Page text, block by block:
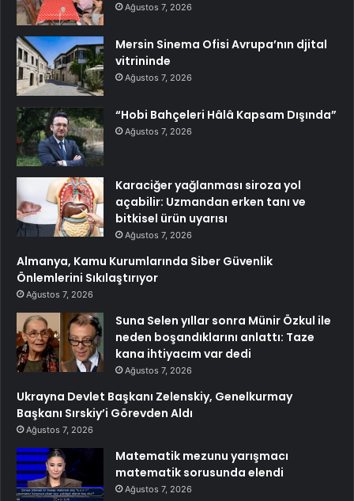
Ağustos 7, 2026
Mersin Sinema Ofisi Avrupa’nın djital
vitrininde
Ağustos 7, 2026
“Hobi Bahçeleri Hâlâ Kapsam Dışında”
Ağustos 7, 2026
Karaciğer yağlanması siroza yol
açabilir: Uzmandan erken tanı ve
bitkisel ürün uyarısı
Ağustos 7, 2026
Almanya, Kamu Kurumlarında Siber Güvenlik
Önlemlerini Sıkılaştırıyor
Ağustos 7, 2026
Suna Selen yıllar sonra Münir Özkul ile
neden boşandıklarını anlattı: Taze
kana ihtiyacım var dedi
Ağustos 7, 2026
Ukrayna Devlet Başkanı Zelenskiy, Genelkurmay
Başkanı Sırskiy’i Görevden Aldı
Ağustos 7, 2026
Matematik mezunu yarışmacı
matematik sorusunda elendi
Ağustos 7, 2026